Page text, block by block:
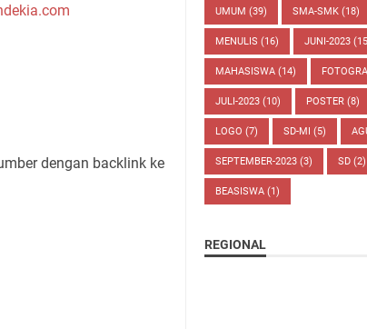
dengan backlink ke
UMUM (39) SMA-SMK (18)
MENULIS (16) JUNI-2023
MAHASISWA (14)
JULI-2023 (10) POSTER (8)
LOGO (7) SD-MI (5)
SEPTEMBER-2023 (3) SD (2)
BEASISWA (1)
REGIONAL